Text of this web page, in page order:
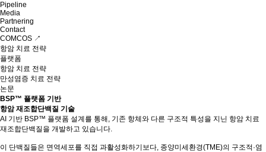
Pipeline
Media
Partnering
Contact
COMCOS ↗
항암 치료 전략
플랫폼
항암 치료 전략
만성염증 치료 전략
논문
BSP™ 플랫폼 기반
항암 재조합단백질 기술
AI 기반 BSP™ 플랫폼 설계를 통해, 기존 항체와 다른 구조적 특성을 지닌 항암 치료
재조합단백질을 개발하고 있습니다.
이 단백질들은 면역세포를 직접 과활성화하기보다, 종양미세환경(TME)의 구조적·염